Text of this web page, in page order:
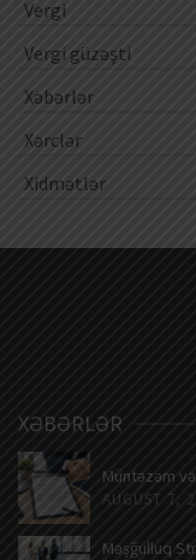
Vergi
Vergi güzəşti
Xəbərlər
Xərclər
Xidmətlər
XƏBƏRLƏR
Müntəzəm
AUGUST 7,
Məşğulluq